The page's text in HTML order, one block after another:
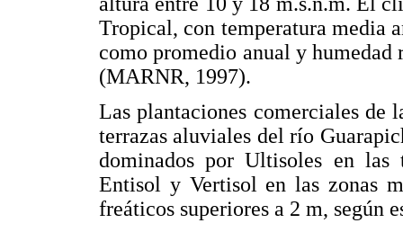
Tropical, con temperatura media
como promedio anual y
(MARNR, 1997).
Las plantaciones comerciales de
terrazas aluviales del río
dominados por Ultisoles en las
Entisol y Vertisol en las zonas
freáticos superiores a 2 m, según